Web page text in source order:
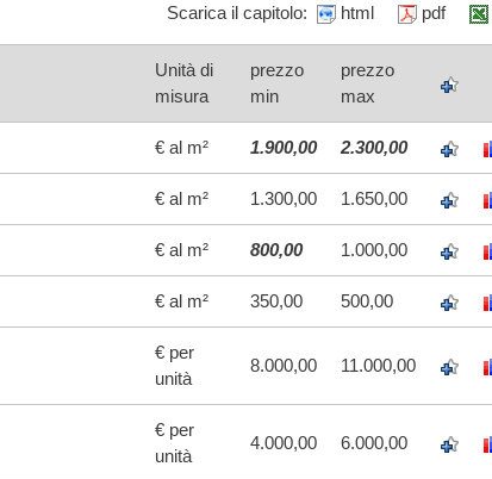
Scarica il capitolo: html pdf
Unità di
misura
prezzo
min
prezzo
max
€ al m² 1.900,00 2.300,00
€ al m² 1.300,00 1.650,00
€ al m² 800,00 1.000,00
€ al m² 350,00 500,00
€ per
unità
8.000,00 11.000,00
€ per
unità
4.000,00 6.000,00